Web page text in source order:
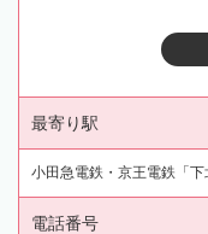
最寄り駅
小田急電鉄・京王電鉄「
電話番号